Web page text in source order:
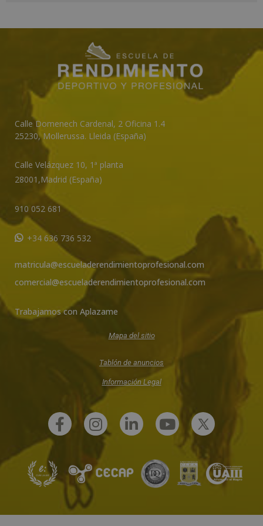
v
e
Calle Domenech Cardenal, 2 Oficina 1.4
25230, Mollerussa. Lleida (España)
Calle Velázquez 10, 1ª planta
28001,Madrid (España)
910 052 681
+34 636 736 532
matricula@escueladerendimientoprofesional.com
comercial@escueladerendimientoprofesional.com
Trabajamos con Aplazame
Mapa del sitio
Tablón de anuncios
Información Legal